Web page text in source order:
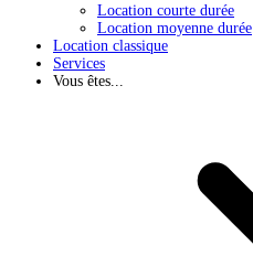
Location courte durée
Location moyenne durée
Location classique
Services
Vous êtes...